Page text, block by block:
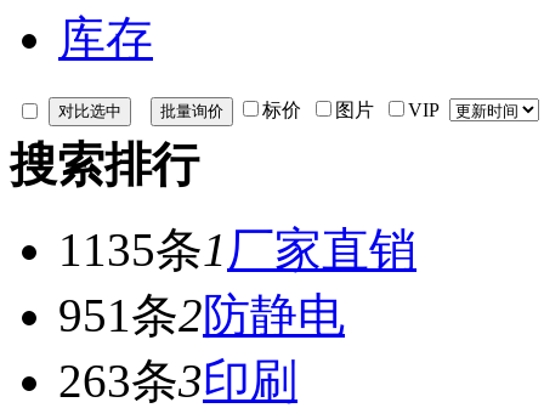
库存
标价 图片 VIP
搜索排行
1135条1 厂家直销
951条2防静电
263条3印刷